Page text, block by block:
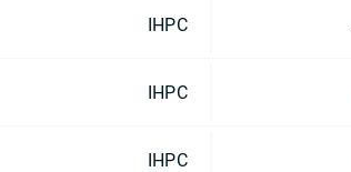
IHPC
IHPC
IHPC